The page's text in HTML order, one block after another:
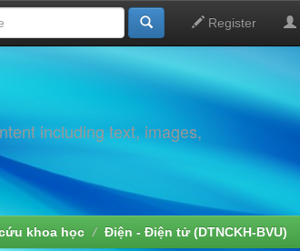
Register
including text, images,
khoa học Điện - Điện tử (DTNCKH-BVU)